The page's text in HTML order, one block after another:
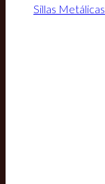
Sillas Metálicas